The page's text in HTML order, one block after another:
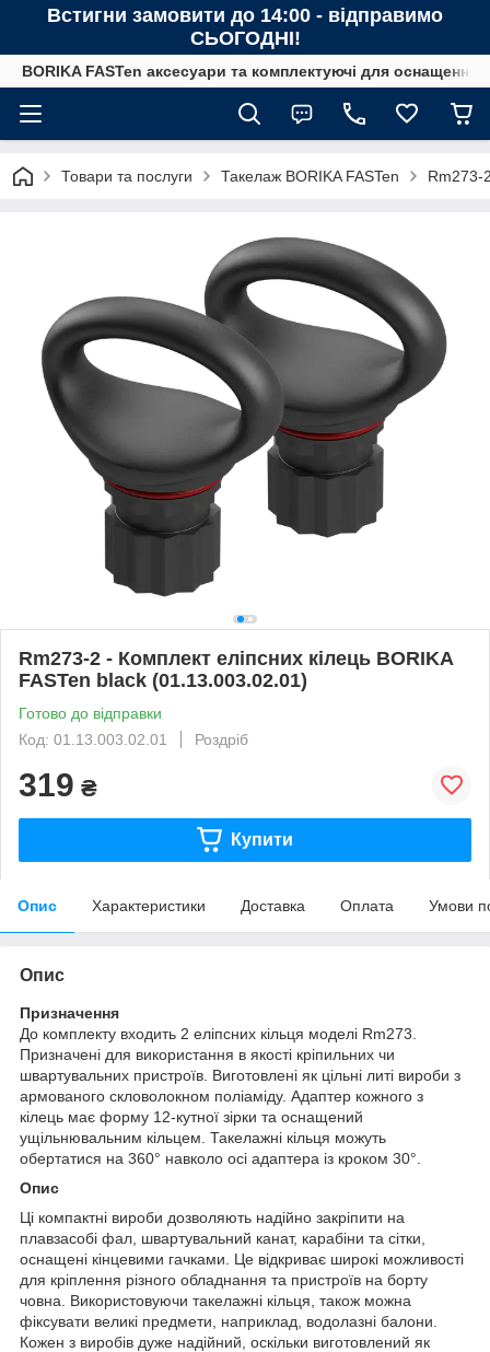
Встигни замовити до 14:00 - відправимо
СЬОГОДНІ!
BORIKA FASTen аксесуари та комплектуючі для оснащення
Товари та послуги Такелаж BORIKA FASTen Rm273-
Rm273-2 - Комплект еліпсних кілець BORIKA
FASTen black (01.13.003.02.01)
Готово до відправки
Код: 01.13.003.02.01
Роздріб
319 ₴
Купити
Опис Характеристики Доставка Оплата Умови
Опис
Призначення
До комплекту входить 2 еліпсних кільця моделі Rm273.
Призначені для використання в якості кріпильних чи
швартувальних пристроїв. Виготовлені як цільні литі вироби з
армованого скловолокном поліаміду. Адаптер кожного з
кілець має форму 12-кутної зірки та оснащений
ущільнювальним кільцем. Такелажні кільця можуть
обертатися на 360° навколо осі адаптера із кроком 30°.
Опис
Ці компактні вироби дозволяють надійно закріпити на
плавзасобі фал, швартувальний канат, карабіни та сітки,
оснащені кінцевими гачками. Це відкриває широкі можливості
для кріплення різного обладнання та пристроїв на борту
човна. Використовуючи такелажні кільця, також можна
фіксувати великі предмети, наприклад, водолазні балони.
Кожен з виробів дуже надійний, оскільки виготовлений як